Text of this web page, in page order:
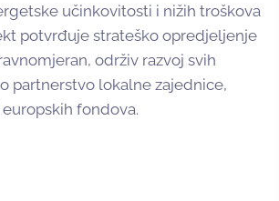
učinkovitosti i nižih troškova
potvrđuje strateško opredjeljenje
održiv razvoj svih
partnerstvo lokalne zajednice,
fondova.